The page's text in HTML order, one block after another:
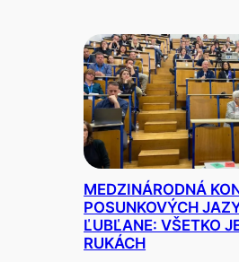
MEDZINÁRODNÁ
POSUNKOVÝCH
ĽUBĽANE: VŠETKO
RUKÁCH